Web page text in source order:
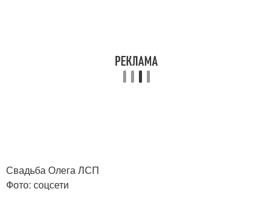
Свадьба Олега ЛСП
​Фото: соцсети